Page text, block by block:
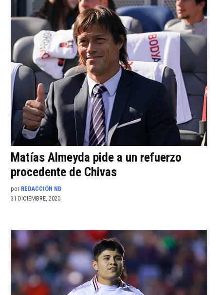
Matías Almeyda pide a un refuerzo
procedente de Chivas
por REDACCIÓN ND
31 DICIEMBRE, 2020